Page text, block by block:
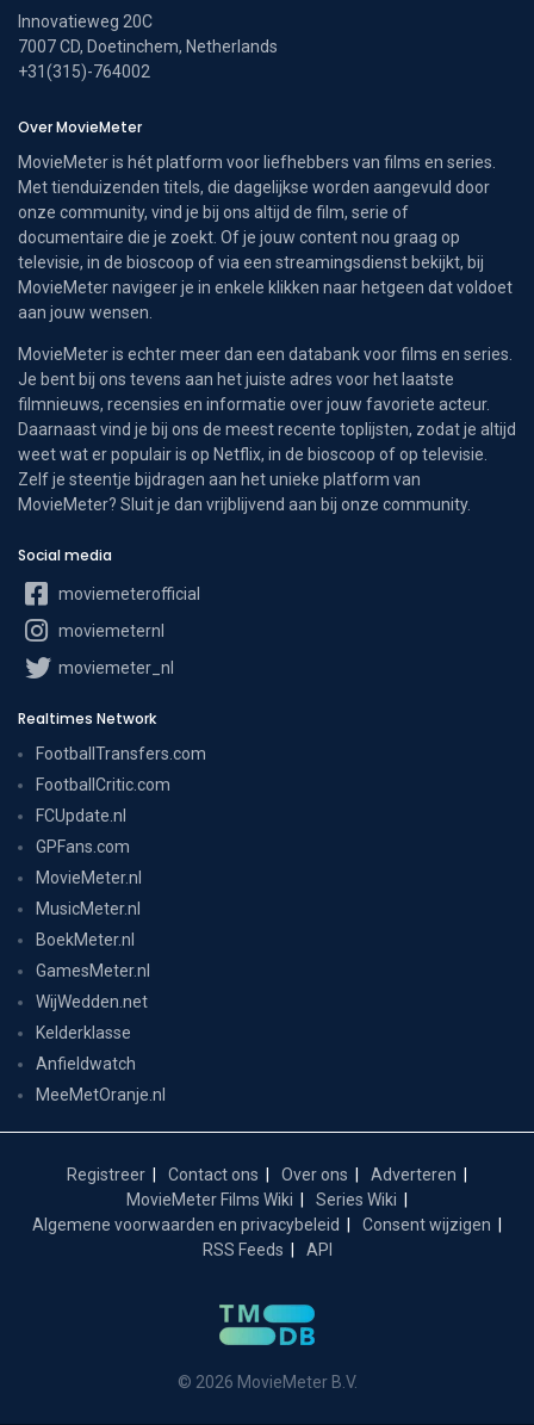
Innovatieweg 20C
7007 CD, Doetinchem, Netherlands
+31(315)-764002
Over MovieMeter
MovieMeter is hét platform voor liefhebbers van films en series.
Met tienduizenden titels, die dagelijkse worden aangevuld door
onze community, vind je bij ons altijd de film, serie of
documentaire die je zoekt. Of je jouw content nou graag op
televisie, in de bioscoop of via een streamingsdienst bekijkt, bij
MovieMeter navigeer je in enkele klikken naar hetgeen dat voldoet
aan jouw wensen.
MovieMeter is echter meer dan een databank voor films en series.
Je bent bij ons tevens aan het juiste adres voor het laatste
filmnieuws, recensies en informatie over jouw favoriete acteur.
Daarnaast vind je bij ons de meest recente toplijsten, zodat je altijd
weet wat er populair is op Netflix, in de bioscoop of op televisie.
Zelf je steentje bijdragen aan het unieke platform van
MovieMeter? Sluit je dan vrijblijvend aan bij onze community.
Social media
moviemeterofficial
moviemeternl
moviemeter_nl
Realtimes Network
FootballTransfers.com
FootballCritic.com
FCUpdate.nl
GPFans.com
MovieMeter.nl
MusicMeter.nl
BoekMeter.nl
GamesMeter.nl
WijWedden.net
Kelderklasse
Anfieldwatch
MeeMetOranje.nl
Registreer Contact ons Over ons
Adverteren
MovieMeter Films Wiki
Series Wiki
Algemene voorwaarden en privacybeleid
Consent wijzigen
RSS Feeds
API
© 2026 MovieMeter B.V.